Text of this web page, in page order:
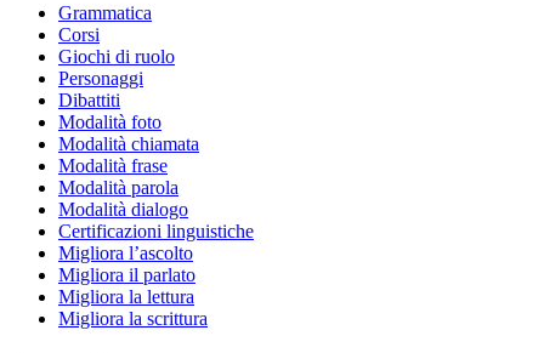
Grammatica
Corsi
Giochi di ruolo
Personaggi
Dibattiti
Modalità foto
Modalità chiamata
Modalità frase
Modalità parola
Modalità dialogo
Certificazioni linguistiche
Migliora l’ascolto
Migliora il parlato
Migliora la lettura
Migliora la scrittura